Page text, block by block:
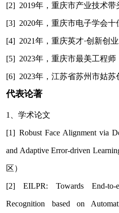
[2] 2019年，重庆市产业技术带
[3] 2020年，重庆市电子学会十
[4] 2021年，重庆英才·创新创业
[5] 2023年，重庆市最美工程师
[6] 2023年，江苏省苏州市姑苏
代表论著
1 、学术论文
[1] Robust Face Alignment via
and Adaptive Error-driven
区）
[2] EILPR: Towards End-to-
Recognition based on